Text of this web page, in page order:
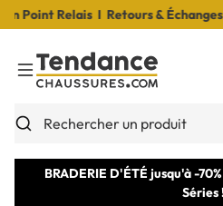
Point Relais I Retours & Échanges
Toggle Menu
Rechercher un produit
BRADERIE D'ÉTÉ jusqu'à -
Séries